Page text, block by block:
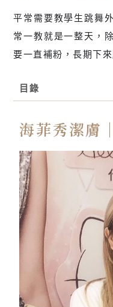
平常需要教學生跳舞
常一教就是一整天，
要一直補粉，長期下
目錄
海菲秀潔膚